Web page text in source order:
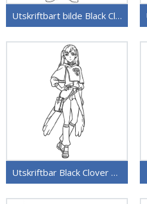
Utskriftbart bilde Black Clover
Utskriftbar Black Clover uten kostnad